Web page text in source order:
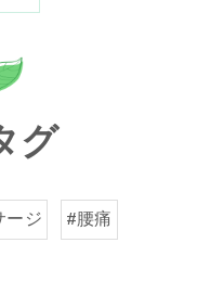
グ
ージ #腰痛